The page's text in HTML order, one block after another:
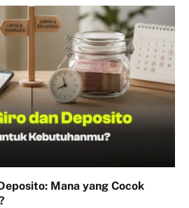
Mana yang Cocok